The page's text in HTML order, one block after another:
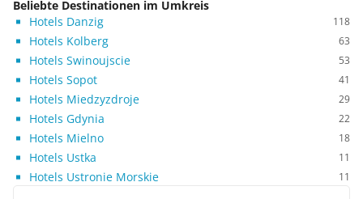
Beliebte Destinationen im Umkreis
Hotels Danzig
118
Hotels Kolberg 63
Hotels Swinoujscie 53
Hotels Sopot 41
Hotels Miedzyzdroje 29
Hotels Gdynia 22
Hotels Mielno 18
Hotels Ustka 11
Hotels Ustronie Morskie 11